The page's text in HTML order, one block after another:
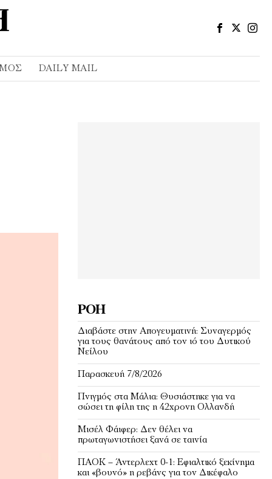
DAILY MAIL
ΡΟΉ
Διαβάστε στην Απογευματινή: Συναγερμός
για τους θανάτους από τον ιό του Δυτικού
Νείλου
Παρασκευή 7/8/2026
Πνιγμός στα Μάλια: Θυσιάστηκε για να
σώσει τη φίλη της η 42χρονη Ολλανδή
Μισέλ Φάιφερ: Δεν θέλει να
πρωταγωνιστήσει ξανά σε ταινία
ΠΑΟΚ – Άντερλεχτ 0-1: Εφιαλτικό ξεκίνημα
και «βουνό» η ρεβάνς για τον Δικέφαλο